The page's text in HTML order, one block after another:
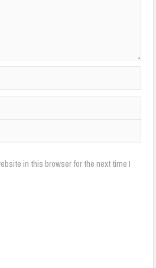
in this browser for the next time I